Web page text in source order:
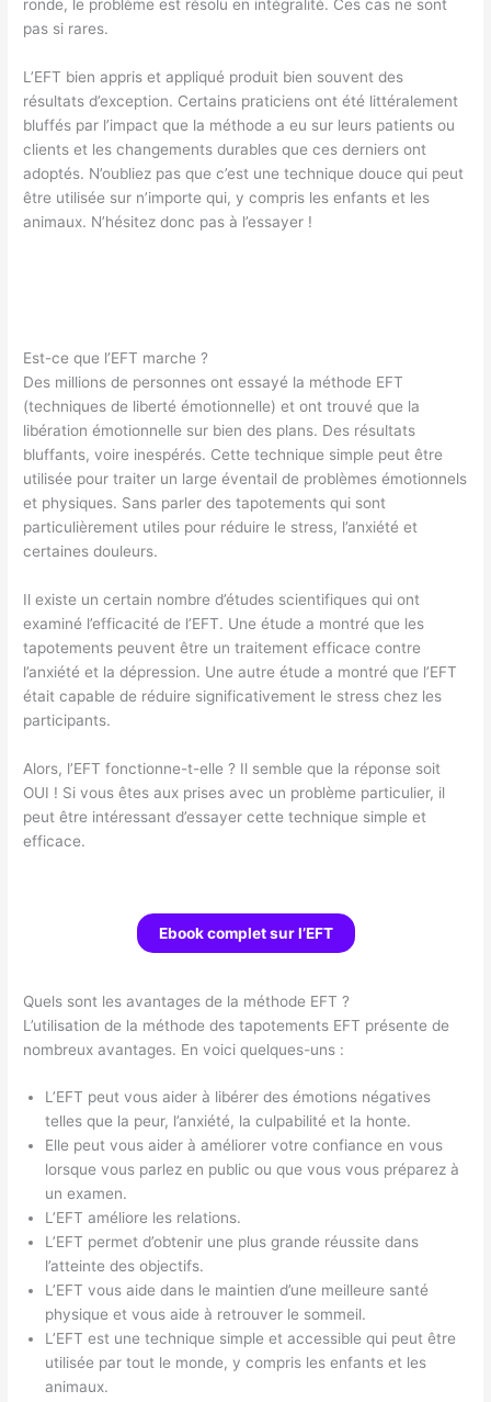
ronde, le problème est résolu en intégralité. Ces cas ne sont
pas si rares.
L’EFT bien appris et appliqué produit bien souvent des
résultats d’exception. Certains praticiens ont été littéralement
bluffés par l’impact que la méthode a eu sur leurs patients ou
clients et les changements durables que ces derniers ont
adoptés. N’oubliez pas que c’est une technique douce qui peut
être utilisée sur n’importe qui, y compris les enfants et les
animaux. N’hésitez donc pas à l’essayer !
Est-ce que l’EFT marche ?
Des millions de personnes ont essayé la méthode EFT
(techniques de liberté émotionnelle) et ont trouvé que la
libération émotionnelle sur bien des plans. Des résultats
bluffants, voire inespérés. Cette technique simple peut être
utilisée pour traiter un large éventail de problèmes émotionnels
et physiques. Sans parler des tapotements qui sont
particulièrement utiles pour réduire le stress, l’anxiété et
certaines douleurs.
Il existe un certain nombre d’études scientifiques qui ont
examiné l’efficacité de l’EFT. Une étude a montré que les
tapotements peuvent être un traitement efficace contre
l’anxiété et la dépression. Une autre étude a montré que l’EFT
était capable de réduire significativement le stress chez les
participants.
Alors, l’EFT fonctionne-t-elle ? Il semble que la réponse soit
OUI ! Si vous êtes aux prises avec un problème particulier, il
peut être intéressant d’essayer cette technique simple et
efficace.
Ebook complet sur l’EFT
Quels sont les avantages de la méthode EFT ?
L’utilisation de la méthode des tapotements EFT présente de
nombreux avantages. En voici quelques-uns :
L’EFT peut vous aider à libérer des émotions négatives
telles que la peur, l’anxiété, la culpabilité et la honte.
Elle peut vous aider à améliorer votre confiance en vous
lorsque vous parlez en public ou que vous vous préparez à
un examen.
L’EFT améliore les relations.
L’EFT permet d’obtenir une plus grande réussite dans
l’atteinte des objectifs.
L’EFT vous aide dans le maintien d’une meilleure santé
physique et vous aide à retrouver le sommeil.
L’EFT est une technique simple et accessible qui peut être
utilisée par tout le monde, y compris les enfants et les
animaux.